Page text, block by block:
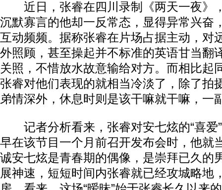
近日，张睿在四川录制《两天一夜》
沉默寡言的他却一反常态，显得异常兴奋
互动频频。据称张睿在片场占据主动，对
外照顾，甚至操起并不标准的英语甘当翻
关照，不惜放水故意输给对方。而相比起
张睿对他们表现的就相当冷淡了，除了拍
弟情深外，休息时则是该干嘛就干嘛，一
记者分析看来，张睿对安七炫的“喜爱
早在该节目一个月前召开发布会时，他就
诚安七炫是青春期的偶像，是崇拜已久的
展神速，短短时间内张睿就已经攻城略地